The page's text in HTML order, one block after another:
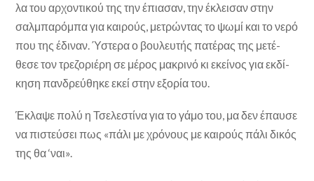
λα του αρχοντικού της την έπιασαν, την έκλεισαν στην
σαλμπαρόμπα για καιρούς, μετρώντας το ψωμί και το νε­ρό
που της έδιναν. Ύστερα ο βουλευτής πατέρας της μετέ­
θεσε τον τρεζοριέρη σε μέρος μακρινό κι εκείνος για εκδί­
κηση πανδρεύθηκε εκεί στην εξορία του.
Έκλαψε πολύ η Τσελεστίνα για το γάμο του, μα δεν έπαυσε
να πιστεύσει πως «πάλι με χρόνους με καιρούς πάλι δικός
της θα ‘ναι».